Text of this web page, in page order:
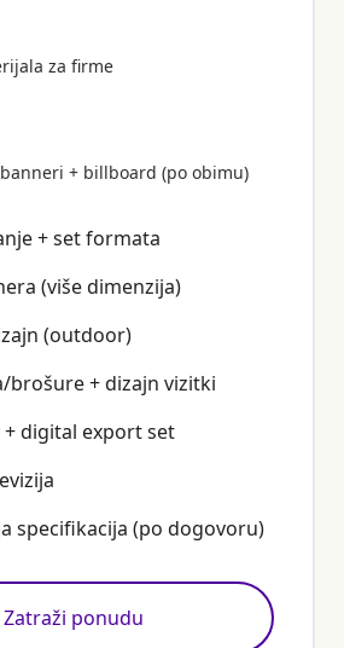
za firme
+ billboard (po obimu)
+ set formata
(više dimenzija)
(outdoor)
brošure + dizajn vizitki
digital export set
specifikacija (po dogovoru)
Zatraži ponudu